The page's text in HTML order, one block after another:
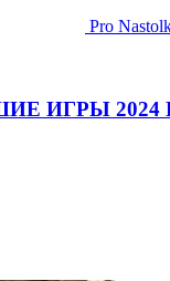
Pro
ИГРЫ 2024